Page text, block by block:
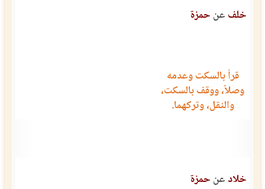
خلف عن حمزة
قرأ بالسكت وعدمه
وصلاً، ووقف بالسكت،
والنقل، وتركهما.
خلاد عن حمزة